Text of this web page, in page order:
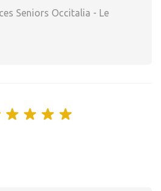
Seniors Occitalia - Le